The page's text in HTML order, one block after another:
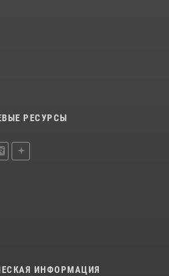
РЕСУРСЫ
ИНФОРМАЦИЯ